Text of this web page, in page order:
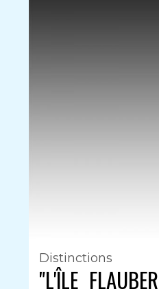
Distinctions
"L'ÎLE